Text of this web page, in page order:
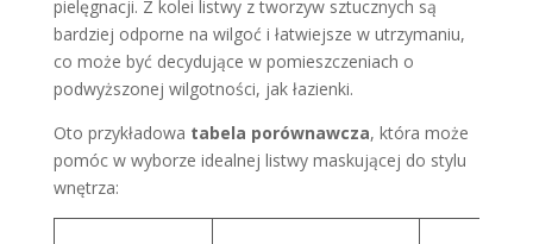
pielęgnacji. Z kolei listwy z tworzyw sztucznych są
bardziej odporne na wilgoć i łatwiejsze w utrzymaniu,
co może być decydujące w pomieszczeniach o
podwyższonej wilgotności, jak łazienki.
Oto przykładowa tabela porównawcza, która może
pomóc w wyborze idealnej listwy maskującej do stylu
wnętrza: